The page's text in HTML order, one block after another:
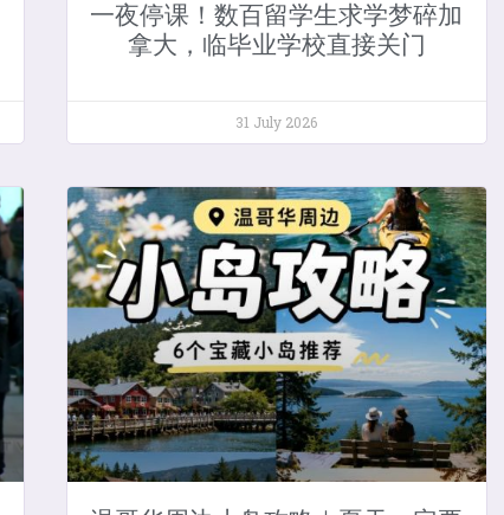
一夜停课！数百留学生求学梦碎加
拿大，临毕业学校直接关门
31 July 2026